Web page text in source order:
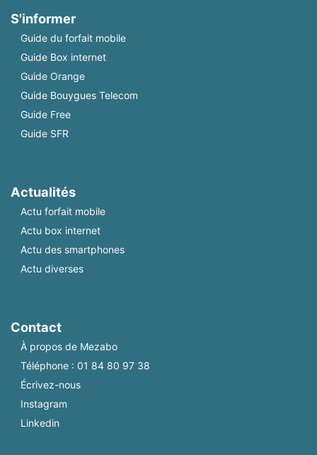
S'informer
Guide du forfait mobile
Guide Box internet
Guide Orange
Guide Bouygues Telecom
Guide Free
Guide SFR
Actualités
Actu forfait mobile
Actu box internet
Actu des smartphones
Actu diverses
Contact
À propos de Mezabo
Téléphone : 01 84 80 97 38
Écrivez-nous
Instagram
Linkedin